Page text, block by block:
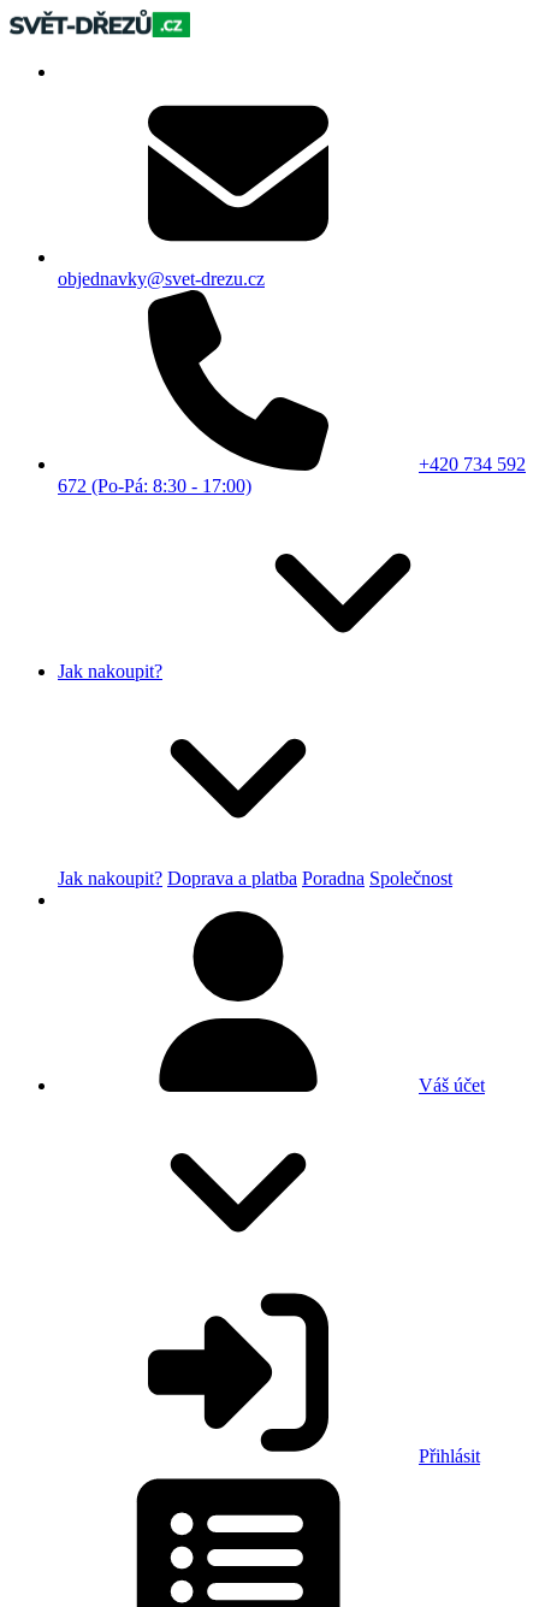
objednavky@svet-drezu.cz
+420 734 592
672 (Po-Pá: 8:30 - 17:00)
Jak nakoupit?
Jak nakoupit? Doprava a platba Poradna Společnost
Váš účet
Přihlásit